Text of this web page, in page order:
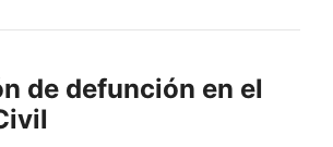
de defunción en el